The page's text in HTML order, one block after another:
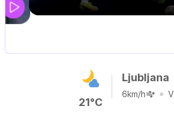
ZUFFA BOXING 10
21°C
Ljubljana
6km/h V